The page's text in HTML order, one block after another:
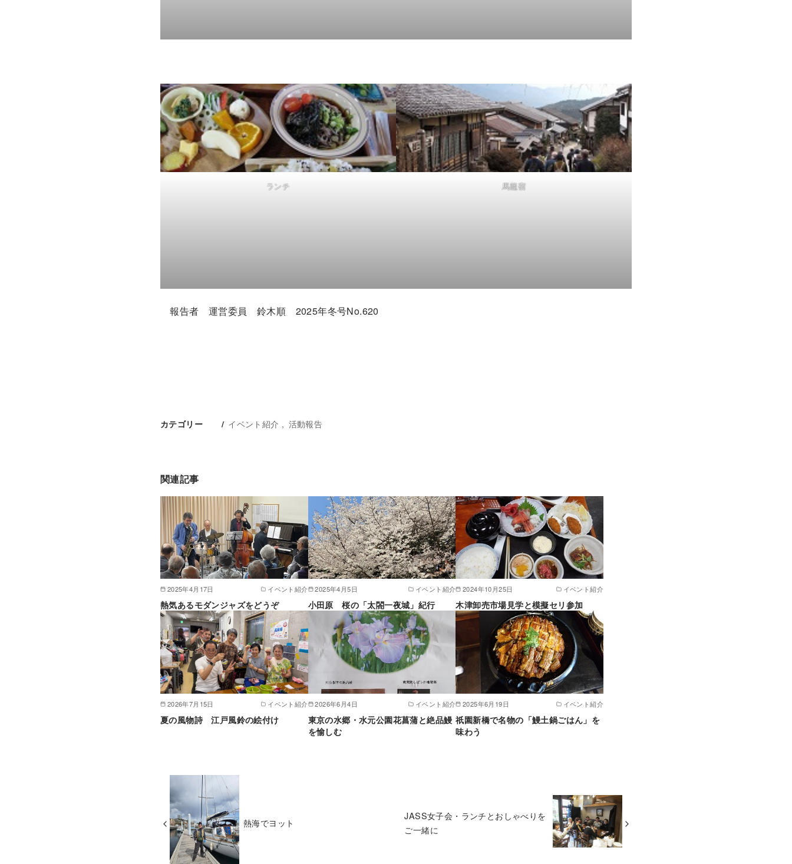
ランチ 馬籠宿
報告者 運営委員 鈴木順 2025年冬号No.620
カテゴリー イベント紹介 活動報告
関連記事
2025年4月17日 イベント紹介
熱気あるモダンジャズをどうぞ
2025年4月5日 イベント紹介
小田原 桜の「太閤一夜城」紀行
2024年10月25日 イベント紹介
木津卸売市場見学と模擬セリ参加
2026年7月15日 イベント紹介
夏の風物詩 江戸風鈴の絵付け
2026年6月4日 イベント紹介
東京の水郷・水元公園花菖蒲と絶品鰻
を愉しむ
2025年6月19日 イベント紹介
祇園新橋で名物の「鰻土鍋ごはん」を
味わう
熱海でヨット
JASS女子会・ランチとおしゃべりを
ご一緒に